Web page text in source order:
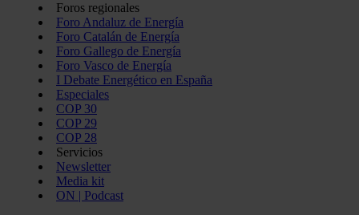
Foros regionales
Foro Andaluz de Energía
Foro Catalán de Energía
Foro Gallego de Energía
Foro Vasco de Energía
I Debate Energético en España
Especiales
COP 30
COP 29
COP 28
Servicios
Newsletter
Media kit
ON | Podcast